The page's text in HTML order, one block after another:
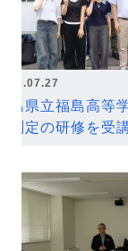
2026.07.27
福島県立福島高等
ン測定の研修を受